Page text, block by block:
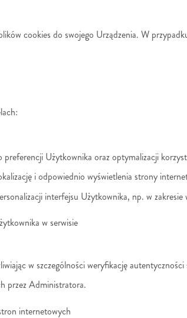
cookies do swojego Urządzenia. W
Użytkownika oraz optymalizacji
i odpowiednio wyświetlenia strony
interfejsu Użytkownika, np. w
w serwisie
w szczególności weryfikację autentyczności
przez Administratora.
internetowych